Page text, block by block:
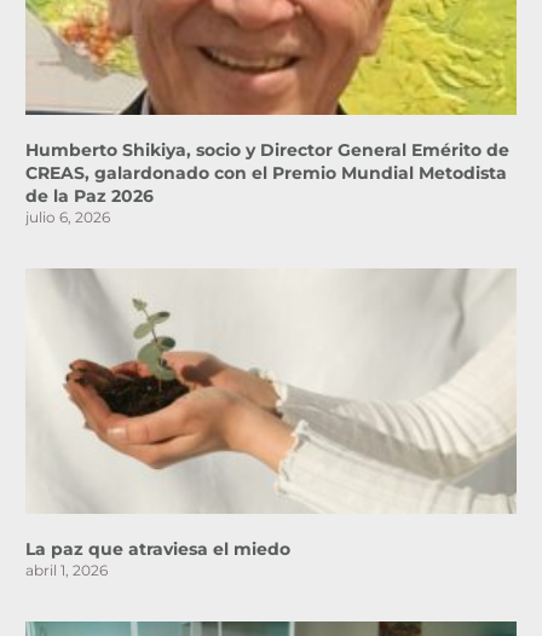
Humberto Shikiya, socio y Director General Emérito de
CREAS, galardonado con el Premio Mundial Metodista
de la Paz 2026
julio 6, 2026
La paz que atraviesa el miedo
abril 1, 2026